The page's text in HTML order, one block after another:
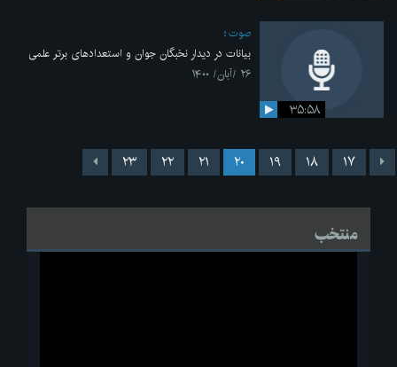
۳۵:۵۸
صوت
بیانات در دیدار نخبگان جوان و استعدادهای برتر علمی
۲۶ /آبان/ ۱۴۰۰
۱۷ ۱۸ ۱۹ ۲۰ ۲۱ ۲۲ ۲۳
منتخب